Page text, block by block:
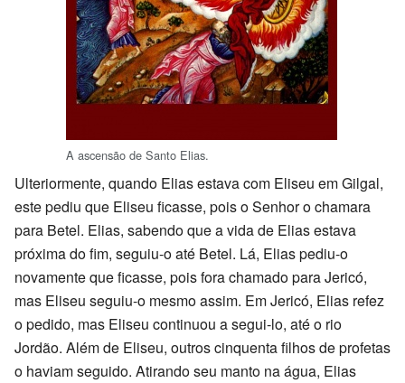
A ascensão de Santo Elias.
Ulteriormente, quando Elias estava com Eliseu em Gilgal,
este pediu que Eliseu ficasse, pois o Senhor o chamara
para Betel. Elias, sabendo que a vida de Elias estava
próxima do fim, seguiu-o até Betel. Lá, Elias pediu-o
novamente que ficasse, pois fora chamado para Jericó,
mas Eliseu seguiu-o mesmo assim. Em Jericó, Elias refez
o pedido, mas Eliseu continuou a segui-lo, até o rio
Jordão. Além de Eliseu, outros cinquenta filhos de profetas
o haviam seguido. Atirando seu manto na água, Elias